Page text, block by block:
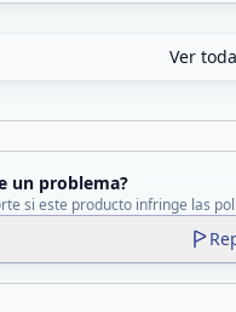
Ver
un problema?
si este producto infringe las